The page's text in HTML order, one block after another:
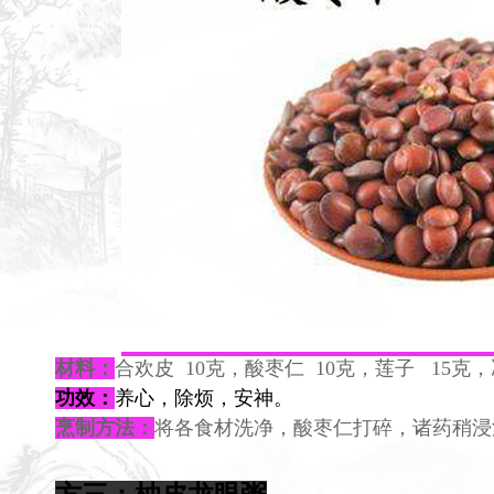
材料： 合欢皮 10克，酸枣仁 10克，莲子 15克
功效： 养心，除烦，安神。
烹制方法： 将各食材洗净，酸枣仁打碎，诸药稍